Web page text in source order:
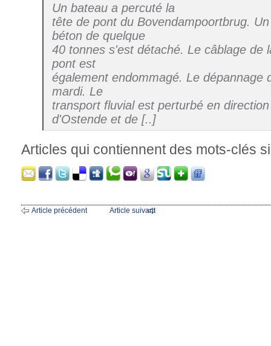
Un bateau a percuté la
tête de pont du Bovendampoortbrug.
béton de quelque
40 tonnes s'est détaché. Le câblage de
pont est
également endommagé. Le dépannage
mardi. Le
transport fluvial est perturbé en
d'Ostende et de [..]
Articles qui contiennent des mots-clés
Article précédent Article suivant